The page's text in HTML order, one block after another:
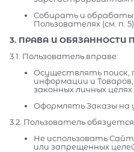
Собирать и
Пользователях (см. п. 5).
3. ПРАВА И ОБЯЗАННОСТИ
3.1. Пользователь вправе:
Осуществлять поиск,
информации и
законных личных целях.
Оформлять Заказы на
3.2. Пользователь
Не использовать
или запрещенных